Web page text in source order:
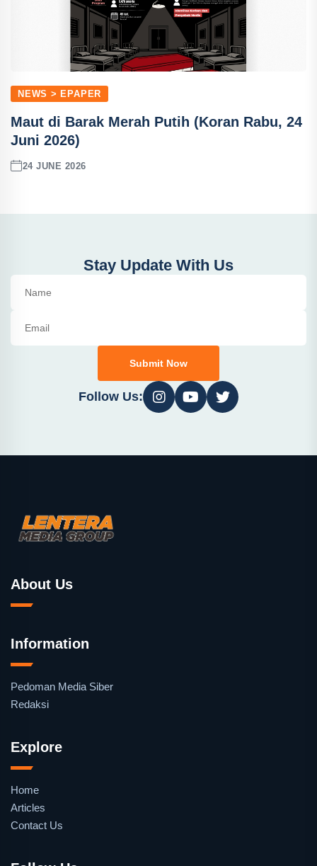
NEWS > EPAPER
Maut di Barak Merah Putih (Koran Rabu, 24
Juni 2026)
24 JUNE 2026
Stay Update With Us
Submit Now
Follow Us:
About Us
Information
Pedoman Media Siber
Redaksi
Explore
Home
Articles
Contact Us